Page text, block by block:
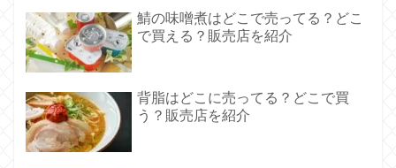
鯖の味噌煮はどこで売ってる？どこ
で買える？販売店を紹介
背脂はどこに売ってる？どこで買
う？販売店を紹介